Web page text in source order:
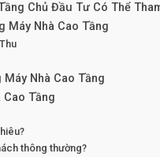
Chủ Đầu Tư Có Thể
Máy Nhà Cao Tầng
Máy Nhà Cao Tầng
Cao Tầng
thông thường?